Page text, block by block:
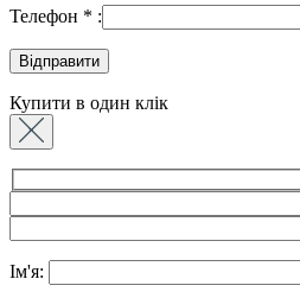
Телефон * :
Купити в один клік
Ім'я: